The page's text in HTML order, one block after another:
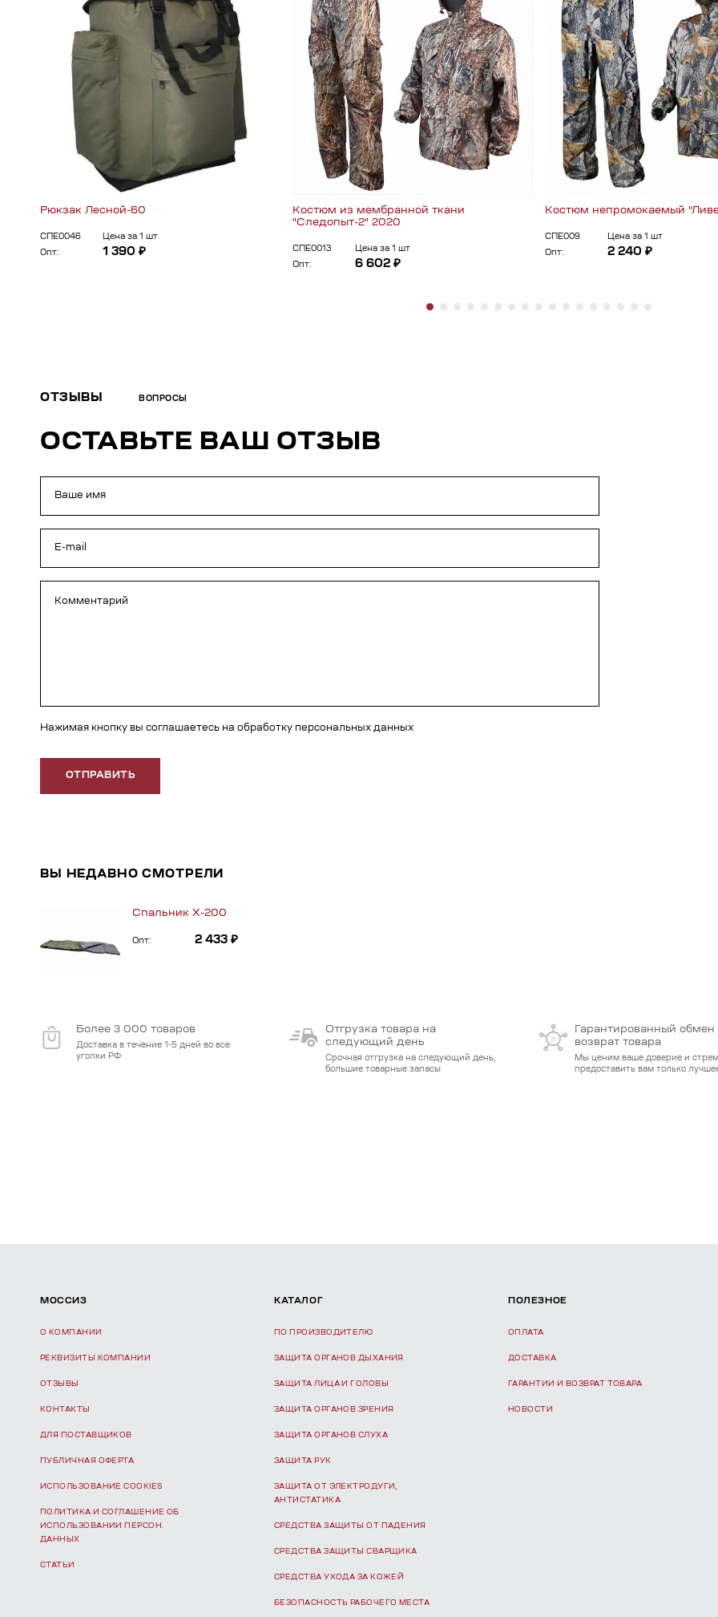
Рюкзак Лесной-60
СПЕ0046
Цена за 1 шт
Опт:
1 390 ₽
Костюм из мембранной ткани
"Следопыт-2" 2020
СПЕ0013
Цена за 1 шт
Опт:
6 602 ₽
Костюм непромокаемый
СПЕ009
Цена за 1 шт
Опт:
2 240 ₽
ОТЗЫВЫ ВОПРОСЫ
ОСТАВЬТЕ ВАШ ОТЗЫВ
Нажимая кнопку вы соглашаетесь на обработку персональных данных
ОТПРАВИТЬ
ВЫ НЕДАВНО СМОТРЕЛИ
Спальник Х-200
Опт: 2 433 ₽
Более 3 000 товаров
Доставка в течение 1-5 дней во все
уголки РФ
Отгрузка товара на
следующий день
Срочная отгрузка на следующий день,
большие товарные запасы
Гарантированный обмен
возврат товара
Мы ценим ваше доверие и
предоставить вам только
МОССИЗ
О КОМПАНИИ
РЕКВИЗИТЫ КОМПАНИИ
ОТЗЫВЫ
КОНТАКТЫ
ДЛЯ ПОСТАВЩИКОВ
ПУБЛИЧНАЯ ОФЕРТА
ИСПОЛЬЗОВАНИЕ COOKIES
ПОЛИТИКА И СОГЛАШЕНИЕ ОБ
ИСПОЛЬЗОВАНИИ ПЕРСОН.
ДАННЫХ
СТАТЬИ
КАТАЛОГ
ПО ПРОИЗВОДИТЕЛЮ
ЗАЩИТА ОРГАНОВ ДЫХАНИЯ
ЗАЩИТА ЛИЦА И ГОЛОВЫ
ЗАЩИТА ОРГАНОВ ЗРЕНИЯ
ЗАЩИТА ОРГАНОВ СЛУХА
ЗАЩИТА РУК
ЗАЩИТА ОТ ЭЛЕКТРОДУГИ,
АНТИСТАТИКА
СРЕДСТВА ЗАЩИТЫ ОТ ПАДЕНИЯ
СРЕДСТВА ЗАЩИТЫ СВАРЩИКА
СРЕДСТВА УХОДА ЗА КОЖЕЙ
БЕЗОПАСНОСТЬ РАБОЧЕГО МЕСТА
ПОЛЕЗНОЕ
ОПЛАТА
ДОСТАВКА
ГАРАНТИИ И ВОЗВРАТ ТОВАРА
НОВОСТИ